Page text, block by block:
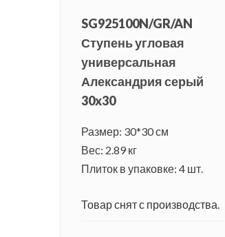
SG925100N/GR/AN
Ступень угловая
универсальная
Александрия серый
30x30
Размер: 30*30 см
Вес: 2.89 кг
Плиток в упаковке: 4 шт.
Товар снят с производства.